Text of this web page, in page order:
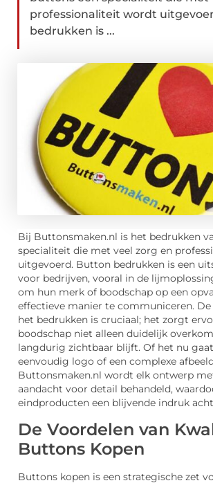
professionaliteit wordt
bedrukken is ...
Bij Buttonsmaken.nl is het bedrukken
specialiteit die met veel zorg en
uitgevoerd. Button bedrukken is een
voor bedrijven, vooral in de
om hun merk of boodschap op een
effectieve manier te communiceren.
het bedrukken is cruciaal; het zorgt
boodschap niet alleen duidelijk
langdurig zichtbaar blijft. Of het nu
eenvoudig logo of een complexe
Buttonsmaken.nl wordt elk ontwerp
aandacht voor detail behandeld,
eindproducten een blijvende indruk
De Voordelen van
Buttons Kopen
Buttons kopen is een strategische zet